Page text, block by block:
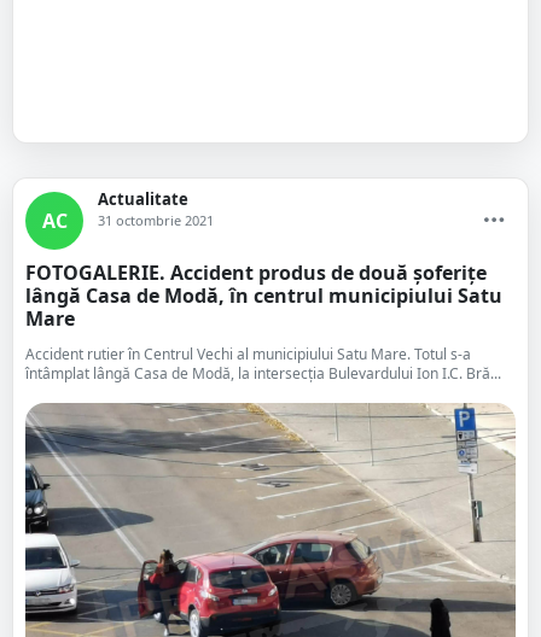
AC
Actualitate
31 octombrie 2021
FOTOGALERIE. Accident produs de două șoferițe
lângă Casa de Modă, în centrul municipiului Satu
Mare
Accident rutier în Centrul Vechi al municipiului Satu Mare. Totul s-a
întâmplat lângă Casa de Modă, la intersecția Bulevardului Ion I.C. Bră...